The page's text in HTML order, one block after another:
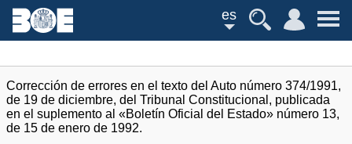
es
Corrección de errores en el texto del Auto número 374/1991,
de 19 de diciembre, del Tribunal Constitucional, publicada
en el suplemento al «Boletín Oficial del Estado» número 13,
de 15 de enero de 1992.